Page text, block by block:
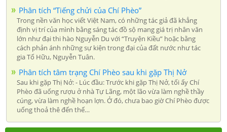
Phân tích “Tiếng chửi của Chí Phèo”
Trong nền văn học viết Việt Nam, có những tác giả đã khẳng
định vị trí của mình bằng sáng tác đồ sộ mang giá trị nhân văn
lớn như đại thi hào Nguyễn Du với “Truyện Kiều” hoặc bằng
cách phản ánh những sự kiện trong đại của đất nước như tác
gia Tố Hữu, Nguyễn Tuân.
Phân tích tâm trạng Chí Phèo sau khi gặp Thị Nở
Sau khi gặp Thị Nở: - Lúc đầu: Trước khi gặp Thị Nở, tối ấy Chí
Phèo đã uống rượu ở nhà Tự Lãng, một lão vừa làm nghề thầy
cúng, vừa làm nghề hoạn lợn. Ở đó, chưa bao giờ Chí Phèo được
uống thoả thê đến thế…